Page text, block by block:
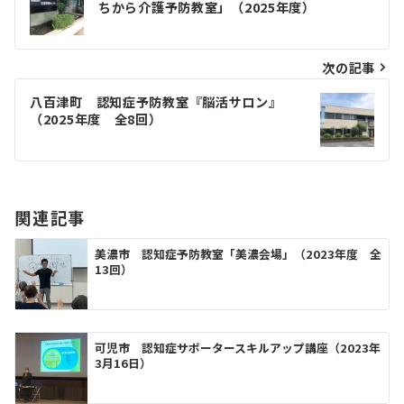
稿
ナ
ビ
ゲ
シ
ン
ちから介護予防教室」（2025年度）
次の記事
八百津町 認知症予防教室『脳活サロン』
（2025年度 全8回）
関連記事
美濃市 認知症予防教室「美濃会場」（2023年度 全
13回）
可児市 認知症サポータースキルアップ講座（2023年
3月16日）